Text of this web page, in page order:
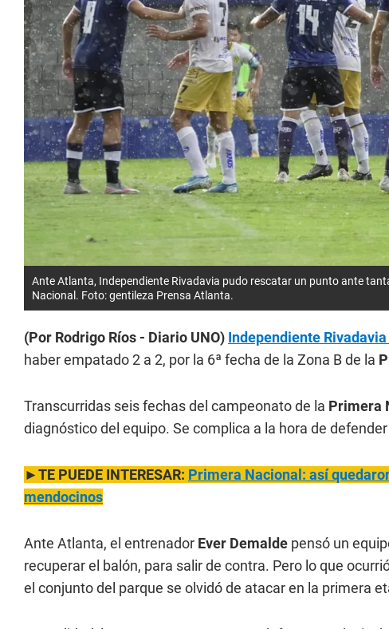
Ante Atlanta, Independiente Rivadavia pudo rescatar un punto ante
Nacional. Foto: gentileza Prensa Atlanta.
(Por Rodrigo Ríos - Diario UNO) Independiente
haber empatado 2 a 2, por la 6ª fecha de la Zona B de la
Transcurridas seis fechas del campeonato de la Primera
diagnóstico del equipo. Se complica a la hora de
►TE PUEDE INTERESAR: Primera Nacional: así
mendocinos
Ante Atlanta, el entrenador Ever Demalde pensó un
recuperar el balón, para salir de contra. Pero lo que
el conjunto del parque se olvidó de atacar en la primera